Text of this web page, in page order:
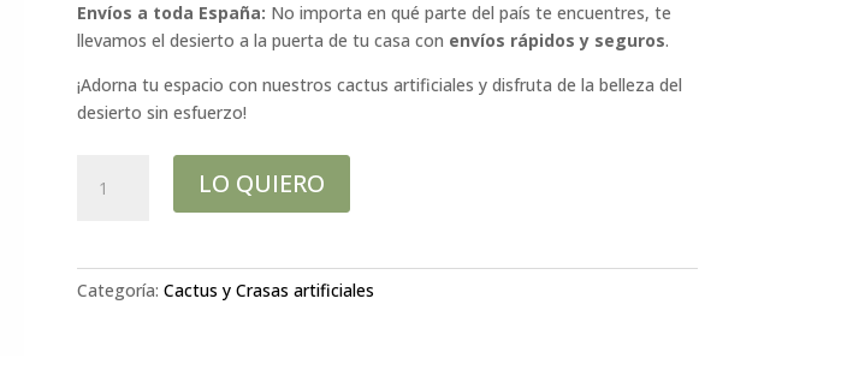
Envíos a toda España: No importa en qué parte del país te encuentres, te
llevamos el desierto a la puerta de tu casa con envíos rápidos y seguros.
¡Adorna tu espacio con nuestros cactus artificiales y disfruta de la belleza del
desierto sin esfuerzo!
CEPHALOCEREUSLO QUIERO
Categoría: Cactus y Crasas artificiales